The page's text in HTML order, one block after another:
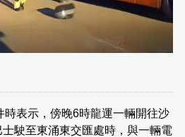
時表示，傍晚6時龍運一輛開往沙
駛至東涌東交匯處時，與一輛電